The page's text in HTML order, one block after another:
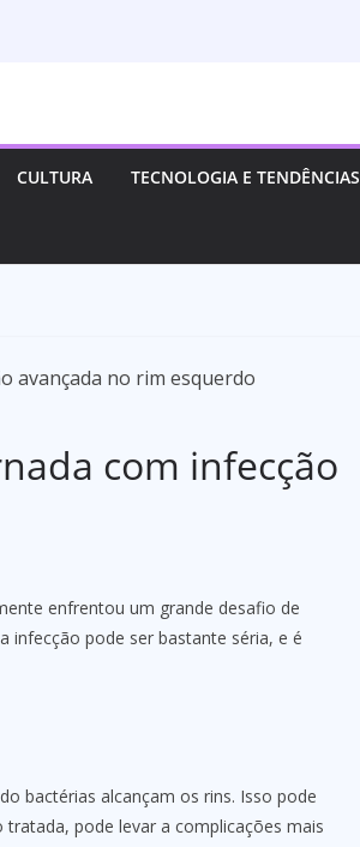
CULTURA TECNOLOGIA E TENDÊNCIAS
com infecção
enfrentou um grande desafio de
infecção pode ser bastante séria, e é
bactérias alcançam os rins. Isso pode
pode levar a complicações mais